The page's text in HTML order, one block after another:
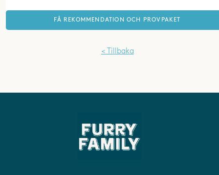
FÅ REKOMMENDATION OCH PROVPAKET
< Tillbaka